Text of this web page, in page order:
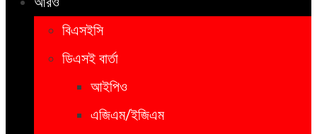
বিএসইসি
ডিএসই বার্তা
আইপিও
এজিএম/ইজিএম